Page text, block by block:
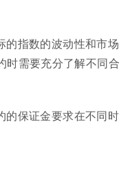
指数的波动性和市
需要充分了解不同
保证金要求在不同